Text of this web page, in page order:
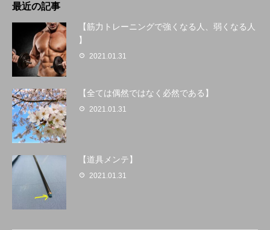
最近の記事
【筋力トレーニングで強くなる人、弱くなる人
】
2021.01.31
【全ては偶然ではなく必然である】
2021.01.31
【道具メンテ】
2021.01.31